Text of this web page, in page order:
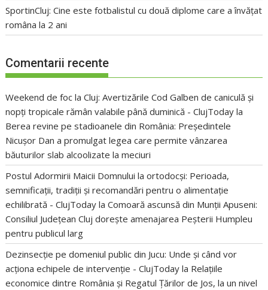
SportinCluj: Cine este fotbalistul cu două diplome care a învățat
româna la 2 ani
Comentarii recente
Weekend de foc la Cluj: Avertizările Cod Galben de caniculă și
nopți tropicale rămân valabile până duminică - ClujToday la
Berea revine pe stadioanele din România: Președintele
Nicușor Dan a promulgat legea care permite vânzarea
băuturilor slab alcoolizate la meciuri
Postul Adormirii Maicii Domnului la ortodocși: Perioada,
semnificații, tradiții și recomandări pentru o alimentație
echilibrată - ClujToday laComoară ascunsă din Munții Apuseni:
Consiliul Județean Cluj dorește amenajarea Peșterii Humpleu
pentru publicul larg
Dezinsecție pe domeniul public din Jucu: Unde și când vor
acționa echipele de intervenție - ClujToday la Relațiile
economice dintre România și Regatul Țărilor de Jos, la un nivel